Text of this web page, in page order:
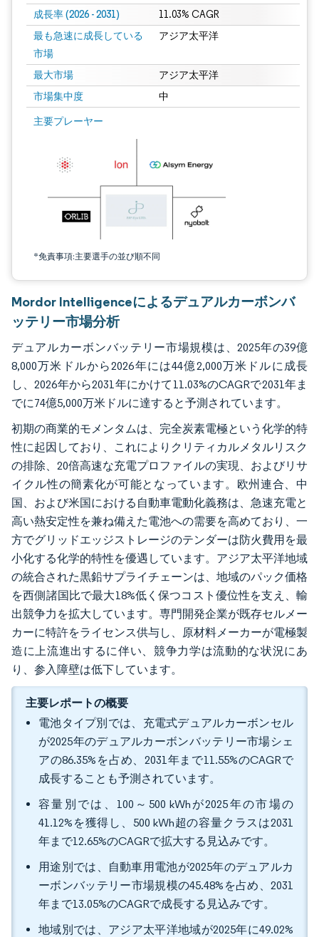
成長率 (2026 - 2031) 11.03% CAGR
最も急速に成長している
市場
アジア太平洋
最大市場 アジア太平洋
市場集中度 中
主要プレーヤー
*免責事項:主要選手の並び順不同
画像 © Mordor Intelligence。再利用にはCC BY 4.0の表示が必要です。
Mordor Intelligenceによるデュアルカーボンバ
ッテリー市場分析
デュアルカーボンバッテリー市場規模は、2025年の39億
8,000万米ドルから2026年には44億2,000万米ドルに成長
し、2026年から2031年にかけて11.03%のCAGRで2031年ま
でに74億5,000万米ドルに達すると予測されています。
初期の商業的モメンタムは、完全炭素電極という化学的特
性に起因しており、これによりクリティカルメタルリスク
の排除、20倍高速な充電プロファイルの実現、およびリサ
イクル性の簡素化が可能となっています。欧州連合、中
国、および米国における自動車電動化義務は、急速充電と
高い熱安定性を兼ね備えた電池への需要を高めており、一
方でグリッドエッジストレージのテンダーは防火費用を最
小化する化学的特性を優遇しています。アジア太平洋地域
の統合された黒鉛サプライチェーンは、地域のパック価格
を西側諸国比で最大18%低く保つコスト優位性を支え、輸
出競争力を拡大しています。専門開発企業が既存セルメー
カーに特許をライセンス供与し、原材料メーカーが電極製
造に上流進出するに伴い、競争力学は流動的な状況にあ
り、参入障壁は低下しています。
主要レポートの概要
電池タイプ別では、充電式デュアルカーボンセル
が2025年のデュアルカーボンバッテリー市場シェ
アの86.35%を占め、2031年まで11.55%のCAGRで
成長することも予測されています。
容量別では、100～500 kWhが2025年の市場の
41.12%を獲得し、500 kWh超の容量クラスは2031
年まで12.65%のCAGRで拡大する見込みです。
用途別では、自動車用電池が2025年のデュアルカ
ーボンバッテリー市場規模の45.48%を占め、2031
年まで13.05%のCAGRで成長する見込みです。
地域別では、アジア太平洋地域が2025年に49.02%